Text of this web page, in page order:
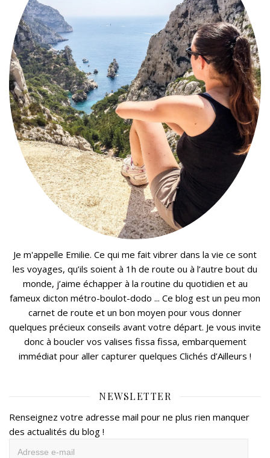
Je m'appelle Emilie. Ce qui me fait vibrer dans la vie ce sont
les voyages, qu’ils soient à 1h de route ou à l’autre bout du
monde, j’aime échapper à la routine du quotidien et au
fameux dicton métro-boulot-dodo ... Ce blog est un peu mon
carnet de route et un bon moyen pour vous donner
quelques précieux conseils avant votre départ. Je vous invite
donc à boucler vos valises fissa fissa, embarquement
immédiat pour aller capturer quelques Clichés d’Ailleurs !
NEWSLETTER
Renseignez votre adresse mail pour ne plus rien manquer
des actualités du blog !